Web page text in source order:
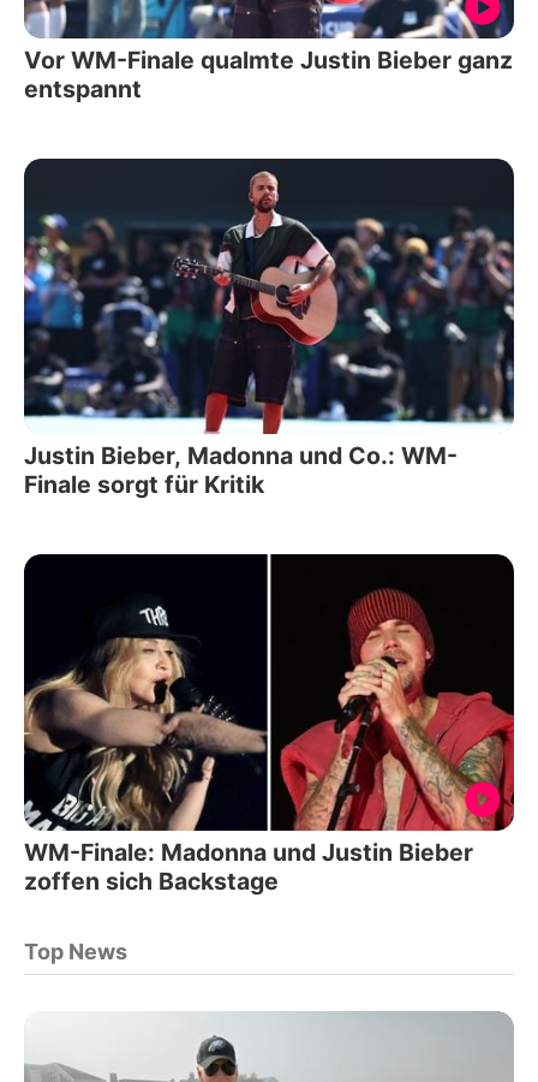
Vor WM-Finale qualmte Justin Bieber ganz
entspannt
Justin Bieber, Madonna und Co.: WM-
Finale sorgt für Kritik
WM-Finale: Madonna und Justin Bieber
zoffen sich Backstage
Top News